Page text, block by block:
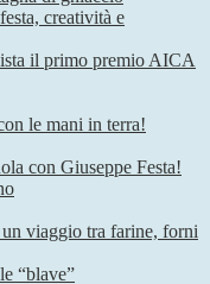
creatività e
il primo premio AICA
le mani in terra!
con Giuseppe Festa!
viaggio tra farine, forni
“blave”